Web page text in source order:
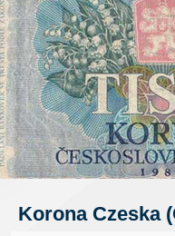
Korona Czeska